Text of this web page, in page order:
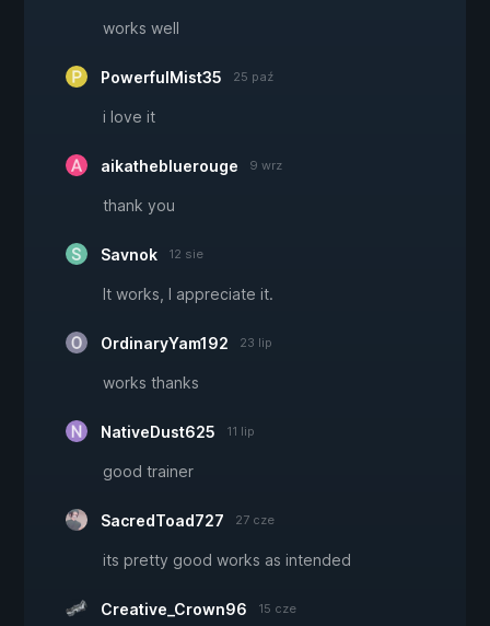
works well
PowerfulMist35 25 paź
i love it
aikathebluerouge 9 wrz
thank you
Savnok 12 sie
It works, I appreciate it.
OrdinaryYam192 23 lip
works thanks
NativeDust625 11 lip
good trainer
SacredToad727 27 cze
its pretty good works as intended
Creative_Crown96 15 cze